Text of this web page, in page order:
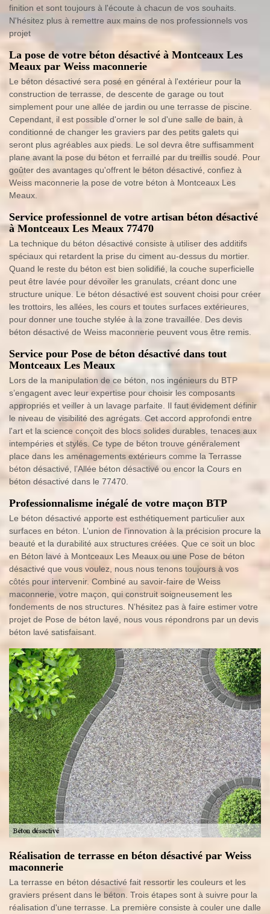
finition et sont toujours à l'écoute à chacun de vos souhaits.
N'hésitez plus à remettre aux mains de nos professionnels vos
projet
La pose de votre béton désactivé à Montceaux Les
Meaux par Weiss maconnerie
Le béton désactivé sera posé en général à l'extérieur pour la
construction de terrasse, de descente de garage ou tout
simplement pour une allée de jardin ou une terrasse de piscine.
Cependant, il est possible d'orner le sol d'une salle de bain, à
conditionné de changer les graviers par des petits galets qui
seront plus agréables aux pieds. Le sol devra être suffisamment
plane avant la pose du béton et ferraillé par du treillis soudé. Pour
goûter des avantages qu'offrent le béton désactivé, confiez à
Weiss maconnerie la pose de votre béton à Montceaux Les
Meaux.
Service professionnel de votre artisan béton désactivé
à Montceaux Les Meaux 77470
La technique du béton désactivé consiste à utiliser des additifs
spéciaux qui retardent la prise du ciment au-dessus du mortier.
Quand le reste du béton est bien solidifié, la couche superficielle
peut être lavée pour dévoiler les granulats, créant donc une
structure unique. Le béton désactivé est souvent choisi pour créer
les trottoirs, les allées, les cours et toutes surfaces extérieures,
pour donner une touche stylée à la zone travaillée. Des devis
béton désactivé de Weiss maconnerie peuvent vous être remis.
Service pour Pose de béton désactivé dans tout
Montceaux Les Meaux
Lors de la manipulation de ce béton, nos ingénieurs du BTP
s’engagent avec leur expertise pour choisir les composants
appropriés et veiller à un lavage parfaite. Il faut évidement définir
le niveau de visibilité des agrégats. Cet accord approfondi entre
l'art et la science conçoit des blocs solides durables, tenaces aux
intempéries et stylés. Ce type de béton trouve généralement
place dans les aménagements extérieurs comme la Terrasse
béton désactivé, l’Allée béton désactivé ou encor la Cours en
béton désactivé dans le 77470.
Professionnalisme inégalé de votre maçon BTP
Le béton désactivé apporte est esthétiquement particulier aux
surfaces en béton. L’union de l’innovation à la précision procure la
beauté et la durabilité aux structures créées. Que ce soit un bloc
en Béton lavé à Montceaux Les Meaux ou une Pose de béton
désactivé que vous voulez, nous nous tenons toujours à vos
côtés pour intervenir. Combiné au savoir-faire de Weiss
maconnerie, votre maçon, qui construit soigneusement les
fondements de nos structures. N’hésitez pas à faire estimer votre
projet de Pose de béton lavé, nous vous répondrons par un devis
béton lavé satisfaisant.
Réalisation de terrasse en béton désactivé par Weiss
maconnerie
La terrasse en béton désactivé fait ressortir les couleurs et les
graviers présent dans le béton. Trois étapes sont à suivre pour la
réalisation d'une terrasse. La première consiste à couler une dalle